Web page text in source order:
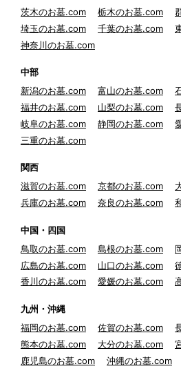
茨木のお墓.com
栃木のお墓.com
埼玉のお墓.com
千葉のお墓.com
神奈川のお墓.com
中部
新潟のお墓.com
富山のお墓.com
福井のお墓.com
山梨のお墓.com
岐阜のお墓.com
静岡のお墓.com
三重のお墓.com
関西
滋賀のお墓.com
京都のお墓.com
兵庫のお墓.com
奈良のお墓.com
中国・四国
鳥取のお墓.com
島根のお墓.com
広島のお墓.com
山口のお墓.com
香川のお墓.com
愛媛のお墓.com
九州・沖縄
福岡のお墓.com
佐賀のお墓.com
熊本のお墓.com
大分のお墓.com
鹿児島のお墓.com
沖縄のお墓.com